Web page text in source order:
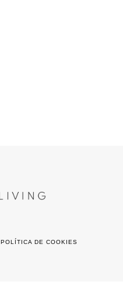
POLÍTICA DE COOKIES